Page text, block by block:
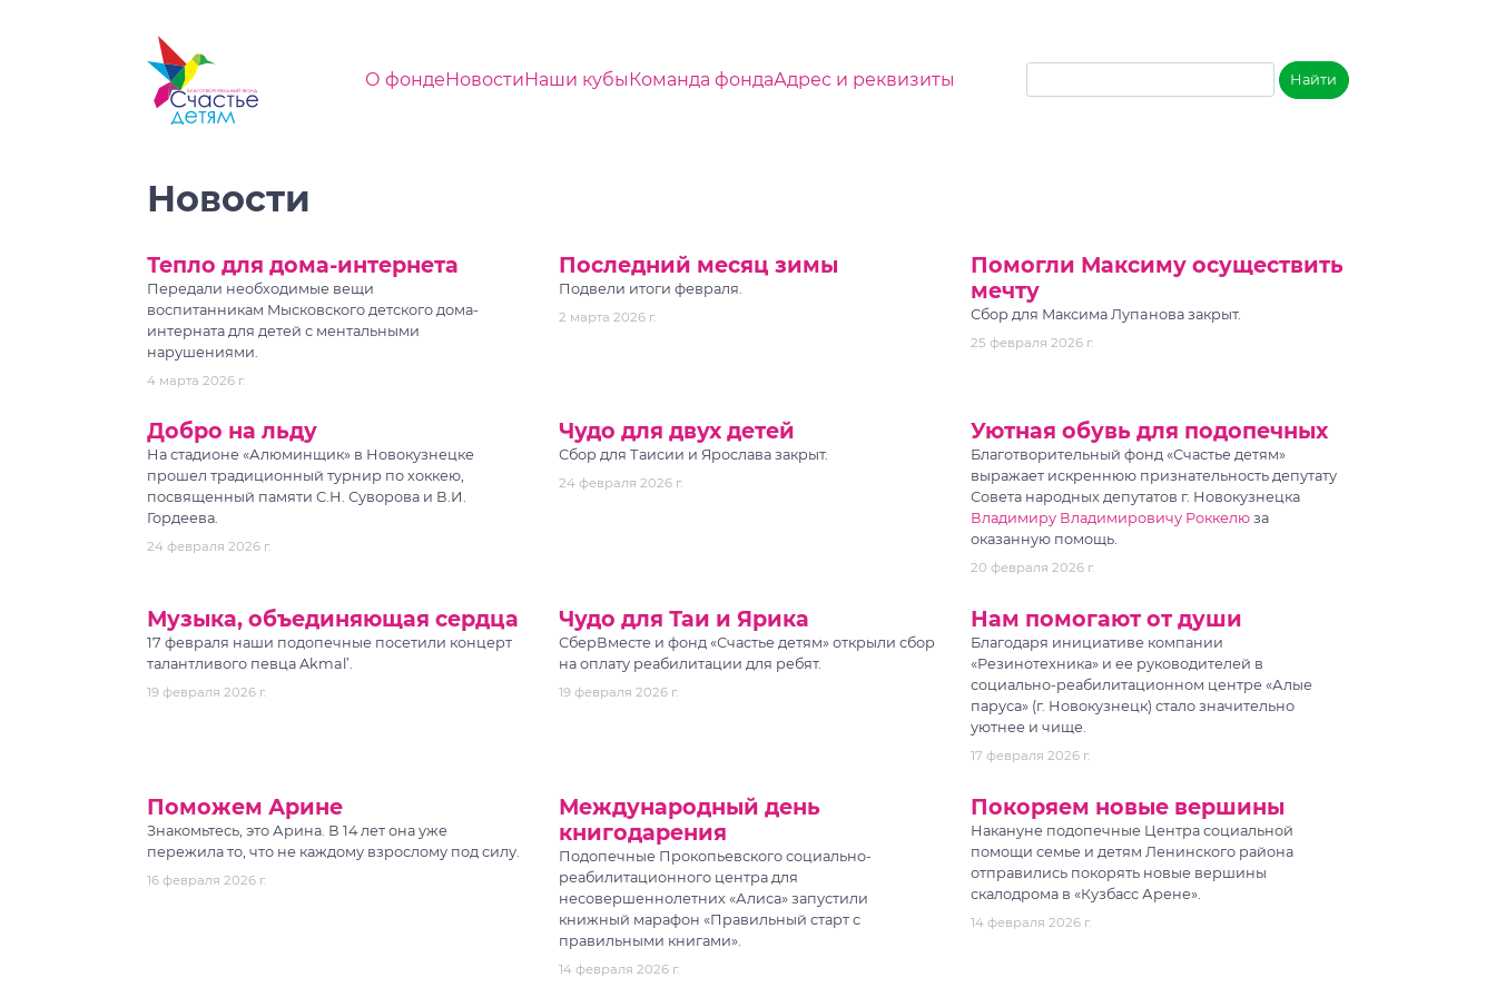
О фондеНовостиНаши кубыКоманда фондаАдрес и реквизиты
Новости
Тепло для дома-интернета
Передали необходимые вещи
воспитанникам Мысковского детского дома-
интерната для детей с ментальными
нарушениями.
4 марта 2026 г.
Последний месяц зимы
Подвели итоги февраля.
2 марта 2026 г.
Помогли Максиму осуществить
мечту
Сбор для Максима Лупaнова закрыт.
25 февраля 2026 г.
Добро на льду
На стадионе «Алюминщик» в Новокузнецке
прошел традиционный турнир по хоккею,
посвященный памяти С.Н. Суворова и В.И.
Гордеева.
24 февраля 2026 г.
Чудо для двух детей
Сбор для Таисии и Ярослава закрыт.
24 февраля 2026 г.
Уютная обувь для подопечных
Благотворительный фонд «Счастье детям»
выражает искреннюю признательность депутату
Совета народных депутатов г. Новокузнецка
Владимиру Владимировичу Роккелю за
оказанную помощь.
20 февраля 2026 г.
Музыка, объединяющая сердца
17 февраля наши подопечные посетили концерт
талантливого певца Akmal’.
19 февраля 2026 г.
Чудо для Таи и Ярика
СберВместе и фонд «Счастье детям» открыли сбор
на оплату реабилитации для ребят.
19 февраля 2026 г.
Нам помогают от души
Благодаря инициативе компании
«Резинотехника» и ее руководителей в
социально-реабилитационном центре «Алые
паруса» (г. Новокузнецк) стало значительно
уютнее и чище.
17 февраля 2026 г.
Поможем Арине
Знакомьтесь, это Арина. В 14 лет она уже
пережила то, что не каждому взрослому под силу.
16 февраля 2026 г.
Международный день
книгодарения
Подопечные Прокопьевского социально-
реабилитационного центра для
несовершеннолетних «Алиса» запустили
книжный марафон «Правильный старт с
правильными книгами».
14 февраля 2026 г.
Покоряем новые вершины
Накануне подопечные Центра социальной
помощи семье и детям Ленинского района
отправились покорять новые вершины
скалодрома в «Кузбасс Арене».
14 февраля 2026 г.